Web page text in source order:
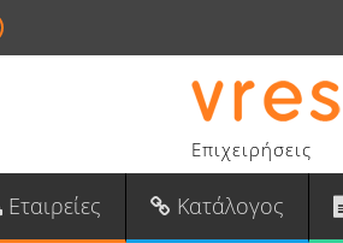
Επιχειρήσεις
Εταιρείες Κατάλογος